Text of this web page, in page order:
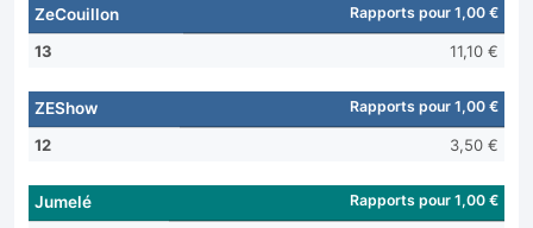
ZeCouillon Rapports pour 1,00 €
13 11,10 €
ZEShow Rapports pour 1,00 €
12 3,50 €
Jumelé Rapports pour 1,00 €